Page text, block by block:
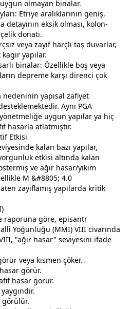
olmayan binalar.
Etriye aralıklarının geniş,
eksik olması, kolon-
donatı.
veya zayıf harçlı taş duvarlar,
yapılar.
binalar: Özellikle boş veya
depreme karşı direnci çok
nedeninin yapısal zafiyet
Aynı PGA
uygun yapılar ya hiç
hasarla atlatmıştır.
Etkisi
kalan bazı yapılar,
etkisi altında kalan
ve ağır hasar/yıkım
M &#8805; 4.0
zayıflamış yapılarda kritik
raporuna göre, episantr
Yoğunluğu (MMI) VIII civarında
"ağır hasar" seviyesini ifade
veya kısmen çöker.
görür.
hasar görür.
görülür.